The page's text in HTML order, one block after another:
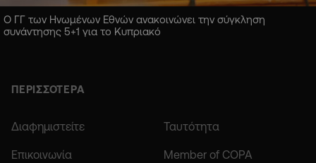
Ο ΓΓ των Ηνωμένων Εθνών ανακοινώνει την σύγκληση
συνάντησης 5+1 για το Κυπριακό
ΠΕΡΙΣΣΟΤΕΡΑ
Διαφημιστείτε Ταυτότητα
Επικοινωνία Member of COPA